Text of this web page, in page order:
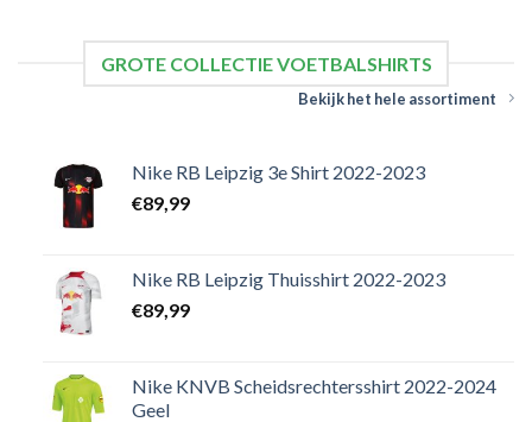
GROTE COLLECTIE VOETBALSHIRTS
Bekijk het hele assortiment
Nike RB Leipzig 3e Shirt 2022-2023
€89,99
Nike RB Leipzig Thuisshirt 2022-2023
€89,99
Nike KNVB Scheidsrechtersshirt 2022-2024
Geel